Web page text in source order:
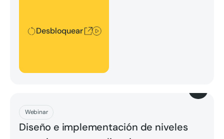
Desbloquear
Webinar
Diseño e implementación de niveles
Descargar